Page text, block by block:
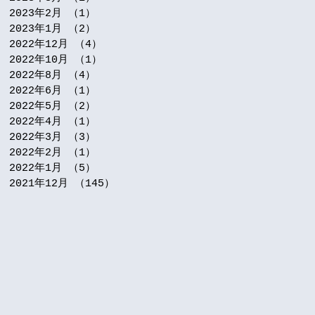
2023年2月
（1）
2023年1月
（2）
2022年12月
（4）
2022年10月
（1）
2022年8月
（4）
2022年6月
（1）
2022年5月
（2）
2022年4月
（1）
2022年3月
（3）
2022年2月
（1）
2022年1月
（5）
2021年12月
（145）